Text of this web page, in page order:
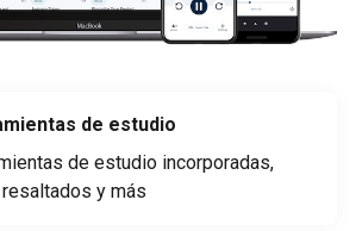
de estudio
de estudio incorporadas,
y más